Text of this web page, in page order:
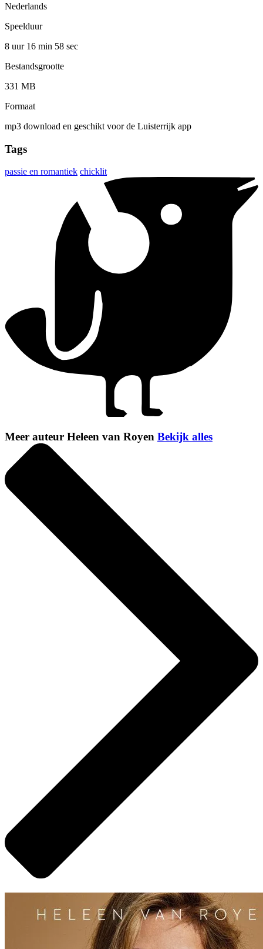
Nederlands
Speelduur
8 uur 16 min 58 sec
Bestandsgrootte
331 MB
Formaat
mp3 download en geschikt voor de Luisterrijk app
Tags
passie en romantiek chicklit
Meer auteur Heleen van Royen Bekijk alles